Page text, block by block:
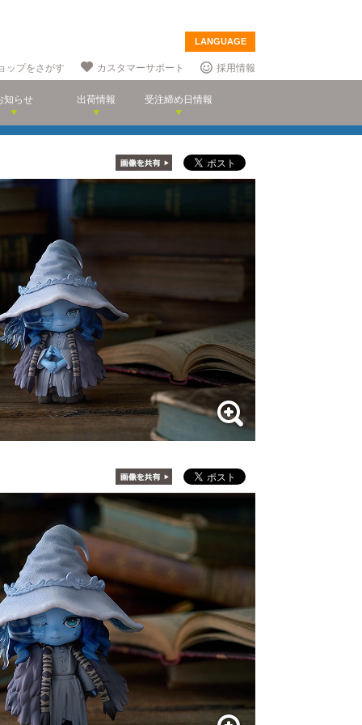
LANGUAGE
ップをさがす カスタマーサポート 採用情報
知らせ 出荷情報 受注締め日情報